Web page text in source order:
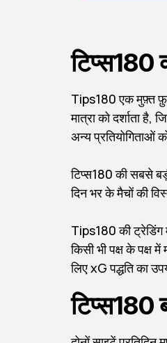
टिप्स180
Tips180 एक मुफ़्त
मात्रा को दर्शाता है,
अन्य प्रतियोगिताओं
टिप्स180 की सबसे
दिन भर के मैचों की
Tips180 की ट्रेडिंग
किसी भी पक्ष के
लिए xG पद्धति का
टिप्स180